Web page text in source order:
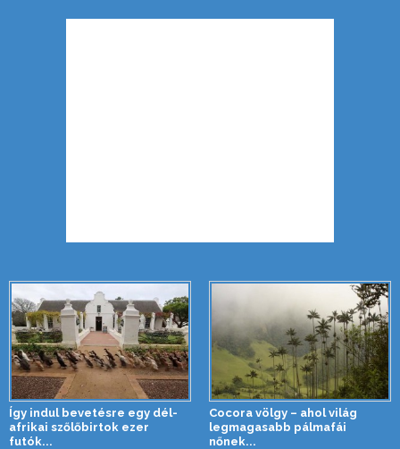
Így indul bevetésre egy dél-
afrikai szőlőbirtok ezer
futók...
Cocora völgy – ahol világ
legmagasabb pálmafái
nőnek...